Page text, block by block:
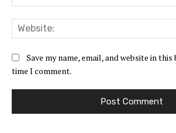
Save my name, email, and website in
time I comment.